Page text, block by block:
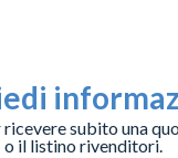
subito una
o il listino rivenditori.